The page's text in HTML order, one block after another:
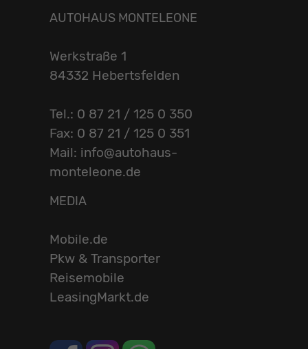
AUTOHAUS MONTELEONE
Werkstraße 1
84332 Hebertsfelden
Tel.: 0 87 21 / 125 0 350
Fax: 0 87 21 / 125 0 351
Mail: info@autohaus-
monteleone.de
MEDIA
Mobile.de
Pkw & Transporter
Reisemobile
LeasingMarkt.de